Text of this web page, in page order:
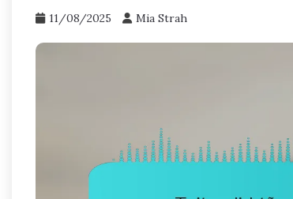
11/08/2025 Mia Strah